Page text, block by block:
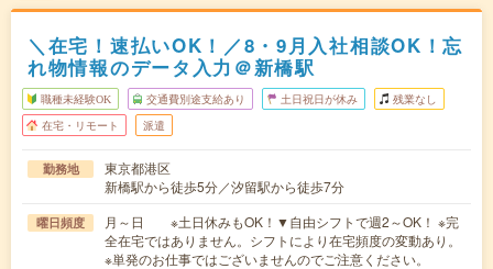
＼在宅！速払いOK！／8・9月入社相談OK！忘
れ物情報のデータ入力＠新橋駅
職種未経験OK 交通費別途支給あり 土日祝日が休み 残業なし
在宅・リモート 派遣
勤務地
東京都港区
新橋駅から徒歩5分／汐留駅から徒歩7分
曜日頻度
月～日 ※土日休みもOK！▼自由シフトで週2～OK！ ※完
全在宅ではありません。シフトにより在宅頻度の変動あり。
※単発のお仕事ではございませんのでご注意ください。